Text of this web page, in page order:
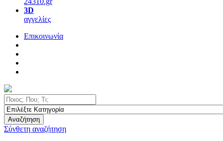
3D
αγγελίες
Επικοινωνία
Αναζήτηση
Σύνθετη αναζήτηση